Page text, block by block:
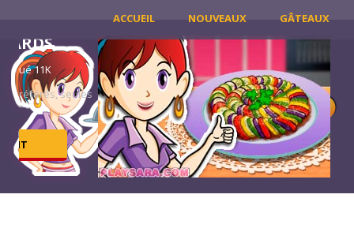
ACCUEIL NOUVEAUX GÂTEAUX
Évaluation
La ratatouille
l’un des plats